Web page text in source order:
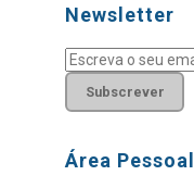
Newsletter
Subscrever
Área Pessoal